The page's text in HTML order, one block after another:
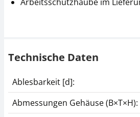
Akkubetrieb intern
KERN YKR-01
Technische Daten
Ablesbarkeit [d]:
Abmessungen Gehäuse (B×T×H):